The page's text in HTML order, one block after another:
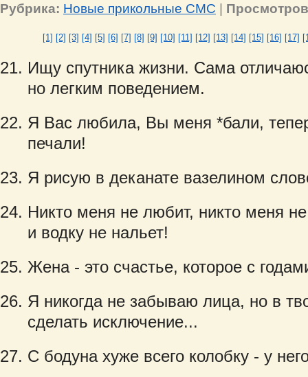
Рубрика: Новые прикольные СМС |
[1] [2] [3] [4] [5] [6] [7] [8] [9] [10] [11] [12] [13] [14] [15] [16] [17]
Ищу спутника жизни. Сама
но легким поведением.
Я Вас любила, Вы меня *бали,
печали!
Я рисую в деканате вазелином
Никто меня не любит, никто меня
и водку не нальет!
Жена - это счастье, которое с
Я никогда не забываю лица, но в
сделать исключение...
C бодуна хуже всего колобку - у